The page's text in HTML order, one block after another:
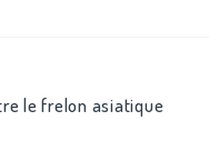
le frelon asiatique